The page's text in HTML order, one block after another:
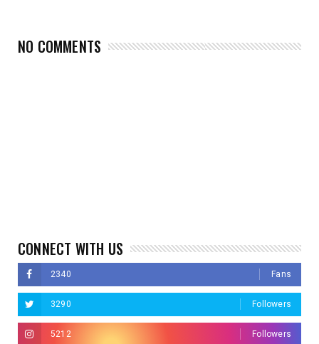
NO COMMENTS
CONNECT WITH US
2340 Fans
3290 Followers
5212 Followers